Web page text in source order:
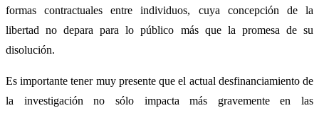
formas contractuales entre individuos, cuya concepción de la
libertad no depara para lo público más que la promesa de su
disolución.
Es importante tener muy presente que el actual desfinanciamiento de
la investigación no sólo impacta más gravemente en las